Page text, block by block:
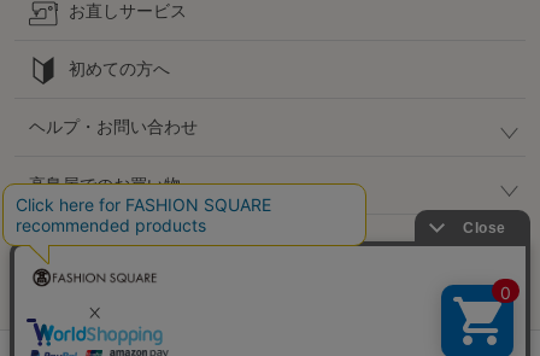
お直しサービス
初めての方へ
ヘルプ・お問い合わせ
高島屋でのお買い物
公式SNS